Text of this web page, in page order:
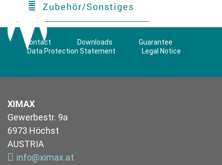
Contact Downloads
Guarantee
Data Protection Statement
Legal Notice
XIMAX
Gewerbestr. 9a
6973 Höchst
AUSTRIA
info@ximax.at